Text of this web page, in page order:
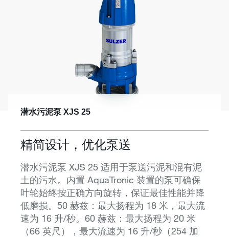
潜水污泥泵 XJS 25
精简设计，优化泵送
潜水污泥泵 XJS 25 适用于泵送污泥和混有泥
土的污水。内置 AquaTronic 装置的泵可确保
叶轮始终按正确方向旋转，保证最佳性能并降
低磨损。50 赫兹：最大扬程为 18 米，最大流
速为 16 升/秒。60 赫兹：最大扬程为 20 米
（66 英尺），最大流速为 16 升/秒（254 加